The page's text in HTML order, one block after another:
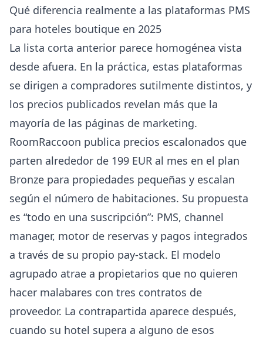
Qué diferencia realmente a las plataformas PMS
para hoteles boutique en 2025
La lista corta anterior parece homogénea vista
desde afuera. En la práctica, estas plataformas
se dirigen a compradores sutilmente distintos, y
los precios publicados revelan más que la
mayoría de las páginas de marketing.
RoomRaccoon publica precios escalonados que
parten alrededor de 199 EUR al mes en el plan
Bronze para propiedades pequeñas y escalan
según el número de habitaciones. Su propuesta
es “todo en una suscripción”: PMS, channel
manager, motor de reservas y pagos integrados
a través de su propio pay-stack. El modelo
agrupado atrae a propietarios que no quieren
hacer malabares con tres contratos de
proveedor. La contrapartida aparece después,
cuando su hotel supera a alguno de esos